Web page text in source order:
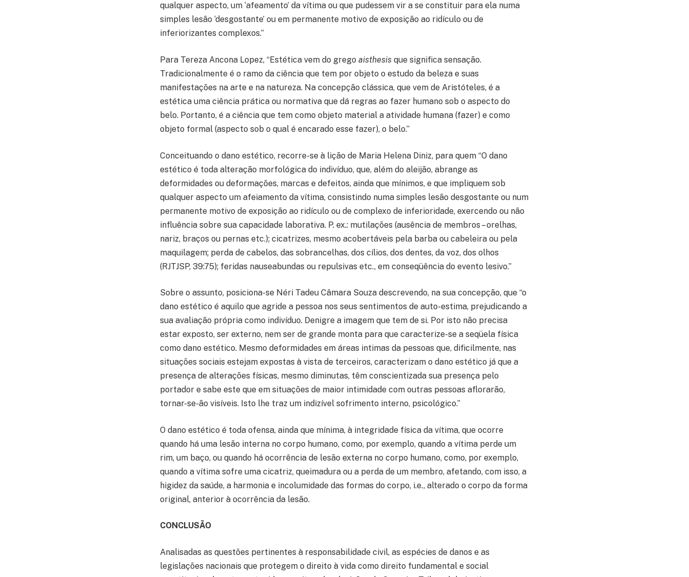
qualquer aspecto, um ‘afeamento’ da vítima ou que pudessem vir a se constituir para ela numa
simples lesão ‘desgostante’ ou em permanente motivo de exposição ao ridículo ou de
inferiorizantes complexos.”
Para Tereza Ancona Lopez, “Estética vem do grego aisthesis que significa sensação.
Tradicionalmente é o ramo da ciência que tem por objeto o estudo da beleza e suas
manifestações na arte e na natureza. Na concepção clássica, que vem de Aristóteles, é a
estética uma ciência prática ou normativa que dá regras ao fazer humano sob o aspecto do
belo. Portanto, é a ciência que tem como objeto material a atividade humana (fazer) e como
objeto formal (aspecto sob o qual é encarado esse fazer), o belo.”
Conceituando o dano estético, recorre-se à lição de Maria Helena Diniz, para quem “O dano
estético é toda alteração morfológica do indivíduo, que, além do aleijão, abrange as
deformidades ou deformações, marcas e defeitos, ainda que mínimos, e que impliquem sob
qualquer aspecto um afeiamento da vítima, consistindo numa simples lesão desgostante ou num
permanente motivo de exposição ao ridículo ou de complexo de inferioridade, exercendo ou não
influência sobre sua capacidade laborativa. P. ex.: mutilações (ausência de membros – orelhas,
nariz, braços ou pernas etc.); cicatrizes, mesmo acobertáveis pela barba ou cabeleira ou pela
maquilagem; perda de cabelos, das sobrancelhas, dos cílios, dos dentes, da voz, dos olhos
(RJTJSP, 39:75); feridas nauseabundas ou repulsivas etc., em conseqüência do evento lesivo.”
Sobre o assunto, posiciona-se Néri Tadeu Câmara Souza descrevendo, na sua concepção, que “o
dano estético é aquilo que agride a pessoa nos seus sentimentos de auto-estima, prejudicando a
sua avaliação própria como indivíduo. Denigre a imagem que tem de si. Por isto não precisa
estar exposto, ser externo, nem ser de grande monta para que caracterize-se a seqüela física
como dano estético. Mesmo deformidades em áreas intimas da pessoas que, dificilmente, nas
situações sociais estejam expostas à vista de terceiros, caracterizam o dano estético já que a
presença de alterações físicas, mesmo diminutas, têm conscientizada sua presença pelo
portador e sabe este que em situações de maior intimidade com outras pessoas aflorarão,
tornar-se-ão visíveis. Isto lhe traz um indizível sofrimento interno, psicológico.”
O dano estético é toda ofensa, ainda que mínima, à integridade física da vítima, que ocorre
quando há uma lesão interna no corpo humano, como, por exemplo, quando a vítima perde um
rim, um baço, ou quando há ocorrência de lesão externa no corpo humano, como, por exemplo,
quando a vítima sofre uma cicatriz, queimadura ou a perda de um membro, afetando, com isso, a
higidez da saúde, a harmonia e incolumidade das formas do corpo, i.e., alterado o corpo da forma
original, anterior à ocorrência da lesão.
CONCLUSÃO
Analisadas as questões pertinentes à responsabilidade civil, as espécies de danos e as
legislações nacionais que protegem o direito à vida como direito fundamental e social